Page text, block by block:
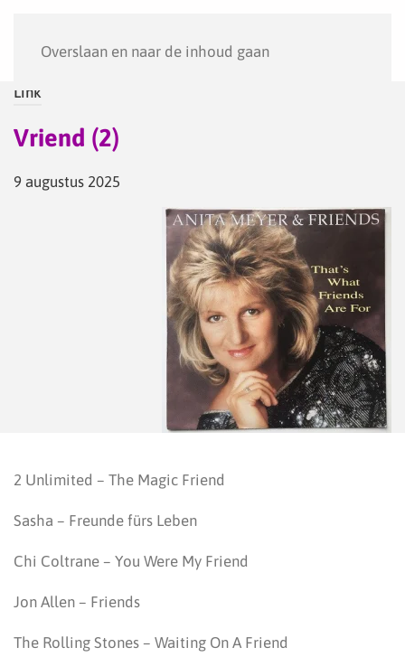
Overslaan en naar de inhoud gaan
Link
Vriend (2)
9 augustus 2025
2 Unlimited – The Magic Friend
Sasha – Freunde fürs Leben
Chi Coltrane – You Were My Friend
Jon Allen – Friends
The Rolling Stones – Waiting On A Friend